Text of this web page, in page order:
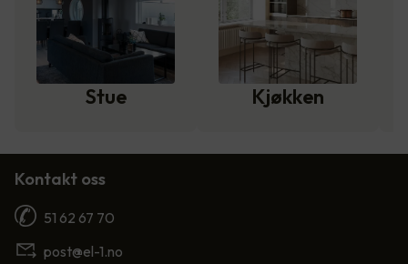
Stue Kjøkken
Kontakt oss
51 62 67 70
post@el-1.no